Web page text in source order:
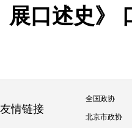
展口述史》
友情链接
全国政协
北京市政协